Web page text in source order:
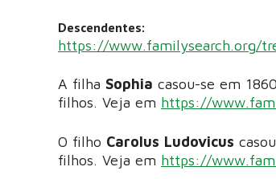
Descendentes:
https://www.familysearch.org/
A filha Sophia casou-se em
filhos. Veja em https://
O filho Carolus Ludovicus
filhos. Veja em https://